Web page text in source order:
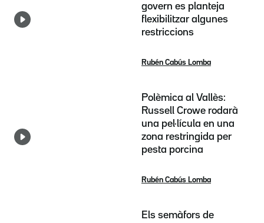
govern es planteja
flexibilitzar algunes
restriccions
Rubén Cabús Lomba
Polèmica al Vallès:
Russell Crowe rodarà
una pel·lícula en una
zona restringida per
pesta porcina
Rubén Cabús Lomba
Els semàfors de